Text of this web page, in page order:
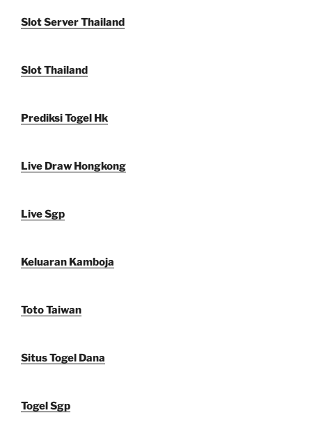
Slot Server Thailand
Slot Thailand
Prediksi Togel Hk
Live Draw Hongkong
Live Sgp
Keluaran Kamboja
Toto Taiwan
Situs Togel Dana
Togel Sgp